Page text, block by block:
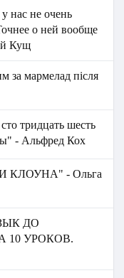
нас не очень
о ней вообще
Кущ
за мармелад після
тридцать шесть
- Альфред Кох
КЛОУНА" - Ольга
ДО
10 УРОКОВ.